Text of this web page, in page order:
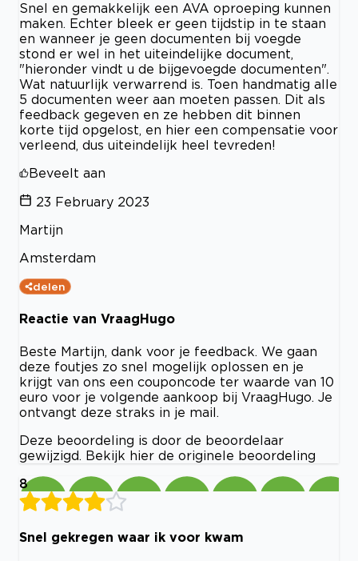
Snel en gemakkelijk een AVA oproeping kunnen
maken. Echter bleek er geen tijdstip in te staan
en wanneer je geen documenten bij voegde
stond er wel in het uiteindelijke document,
"hieronder vindt u de bijgevoegde documenten".
Wat natuurlijk verwarrend is. Toen handmatig alle
5 documenten weer aan moeten passen. Dit als
feedback gegeven en ze hebben dit binnen
korte tijd opgelost, en hier een compensatie voor
verleend, dus uiteindelijk heel tevreden!
Beveelt aan
23 February 2023
Martijn
Amsterdam
delen
Reactie van VraagHugo
Beste Martijn, dank voor je feedback. We gaan
deze foutjes zo snel mogelijk oplossen en je
krijgt van ons een couponcode ter waarde van 10
euro voor je volgende aankoop bij VraagHugo. Je
ontvangt deze straks in je mail.
Deze beoordeling is door de beoordelaar
gewijzigd. Bekijk hier de originele beoordeling
8
Snel gekregen waar ik voor kwam